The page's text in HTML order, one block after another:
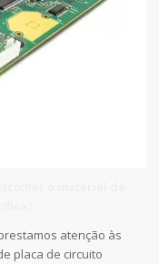
atenção às
placa de circuito